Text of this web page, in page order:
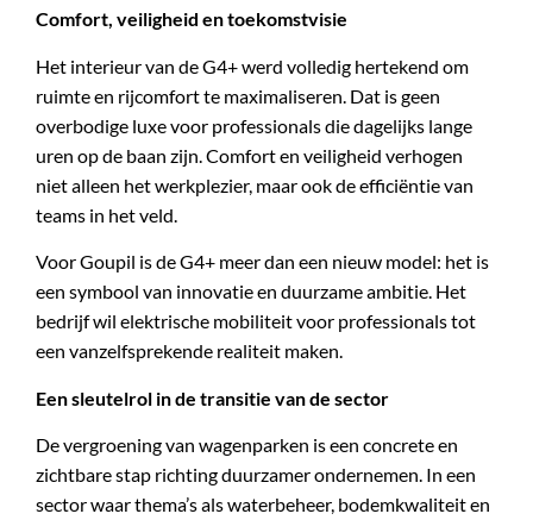
Comfort, veiligheid en toekomstvisie
Het interieur van de G4+ werd volledig hertekend om
ruimte en rijcomfort te maximaliseren. Dat is geen
overbodige luxe voor professionals die dagelijks lange
uren op de baan zijn. Comfort en veiligheid verhogen
niet alleen het werkplezier, maar ook de efficiëntie van
teams in het veld.
Voor Goupil is de G4+ meer dan een nieuw model: het is
een symbool van innovatie en duurzame ambitie. Het
bedrijf wil elektrische mobiliteit voor professionals tot
een vanzelfsprekende realiteit maken.
Een sleutelrol in de transitie van de sector
De vergroening van wagenparken is een concrete en
zichtbare stap richting duurzamer ondernemen. In een
sector waar thema’s als waterbeheer, bodemkwaliteit en